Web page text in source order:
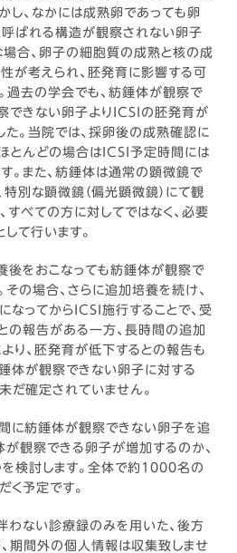
し、なかには成熟卵であっても卵
ばれる構造が観察されない卵子
場合、卵子の細胞質の成熟と核の成
が考えられ、胚発育に影響する可
過去の学会でも、紡錘体が観察で
できない卵子よりICSIの胚発育が
た。当院では、採卵後の成熟確認に
とんどの場合はICSI予定時間には
。また、紡錘体は通常の顕微鏡で
別な顕微鏡（偏光顕微鏡）にて観
すべての方に対してではなく、必要
て行います。
後をおこなっても紡錘体が観察で
の場合、さらに追加培養を続け、
なってからICSI施行することで、受
の報告がある一方、長時間の追加
り、胚発育が低下するとの報告も
錘体が観察できない卵子に対する
だ確定されていません。
に紡錘体が観察できない卵子を追
が観察できる卵子が増加するのか、
検討します。全体で約1000名の
く予定です。
わない診療録のみを用いた、後方
期間外の個人情報は収集致しませ